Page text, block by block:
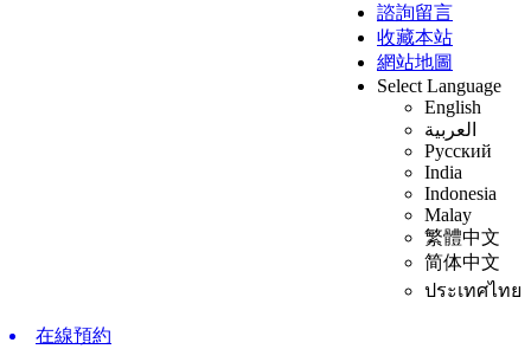
諮詢留言
收藏本站
網站地圖
Select Language
English
العربية
Русский
India
Indonesia
Malay
繁體中文
简体中文
ประเทศไทย
在線預約